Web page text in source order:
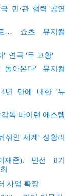
민·관 협력 공연
… 쇼츠 뮤지컬
" 연극 '두 교황'
돌아온다" 뮤지컬
4년 만에 내한'뉴
독 바이런 에스텝
섞인 세계' 성황리
재준), 민선 8기
사업 확장